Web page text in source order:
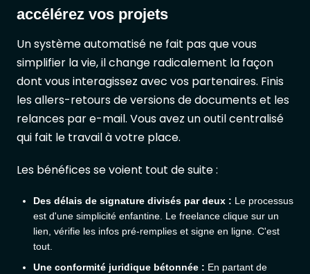
accélérez vos projets
Un système automatisé ne fait pas que vous
simplifier la vie, il change radicalement la façon
dont vous interagissez avec vos partenaires. Finis
les allers-retours de versions de documents et les
relances par e-mail. Vous avez un outil centralisé
qui fait le travail à votre place.
Les bénéfices se voient tout de suite :
Des délais de signature divisés par deux : Le processus
est d'une simplicité enfantine. Le freelance clique sur un
lien, vérifie les infos pré-remplies et signe en ligne. C'est
tout.
Une conformité juridique bétonnée : En partant de